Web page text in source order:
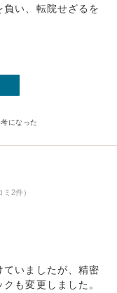
い、転院せざるを
になった
2件）
いましたが、精密
も変更しました。